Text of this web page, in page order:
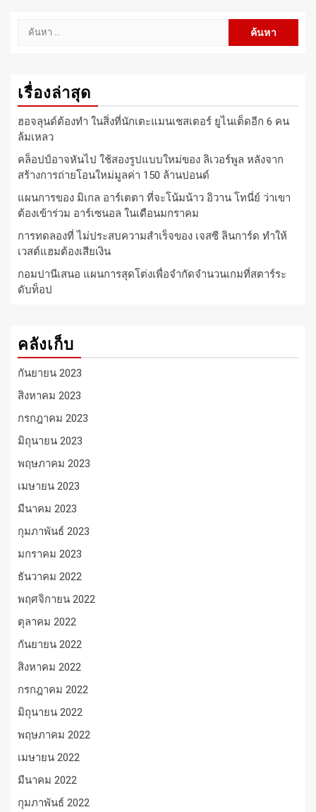
ค้นหา
เรื่องล่าสุด
ฮอจลุนด์ต้องทำ ในสิ่งที่นักเตะแมนเชสเตอร์ ยูไนเต็ดอีก 6 คน
ล้มเหลว
คล็อปป์อาจหันไป ใช้สองรูปแบบใหม่ของ ลิเวอร์พูล หลังจาก
สร้างการถ่ายโอนใหม่มูลค่า 150 ล้านปอนด์
แผนการของ มิเกล อาร์เตตา ที่จะโน้มน้าว อิวาน โทนี่ย์ ว่าเขา
ต้องเข้าร่วม อาร์เซนอล ในเดือนมกราคม
การทดลองที่ ไม่ประสบความสำเร็จของ เจสซี ลินการ์ด ทำให้
เวสต์แฮมต้องเสียเงิน
กอมปานีเสนอ แผนการสุดโต่งเพื่อจำกัดจำนวนเกมที่สตาร์ระ
ดับท็อป
คลังเก็บ
กันยายน 2023
สิงหาคม 2023
กรกฎาคม 2023
มิถุนายน 2023
พฤษภาคม 2023
เมษายน 2023
มีนาคม 2023
กุมภาพันธ์ 2023
มกราคม 2023
ธันวาคม 2022
พฤศจิกายน 2022
ตุลาคม 2022
กันยายน 2022
สิงหาคม 2022
กรกฎาคม 2022
มิถุนายน 2022
พฤษภาคม 2022
เมษายน 2022
มีนาคม 2022
กุมภาพันธ์ 2022